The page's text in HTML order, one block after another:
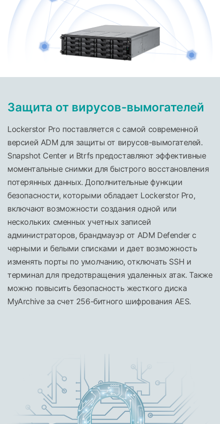
Защита от вирусов-вымогателей
Lockerstor Pro поставляется с самой современной
версией ADM для защиты от вирусов-вымогателей.
Snapshot Center и Btrfs предоставляют эффективные
моментальные снимки для быстрого восстановления
потерянных данных. Дополнительные функции
безопасности, которыми обладает Lockerstor Pro,
включают возможности создания одной или
нескольких сменных учетных записей
администраторов, брандмауэр от ADM Defender с
черными и белыми списками и дает возможность
изменять порты по умолчанию, отключать SSH и
терминал для предотвращения удаленных атак. Также
можно повысить безопасность жесткого диска
MyArchive за счет 256-битного шифрования AES.